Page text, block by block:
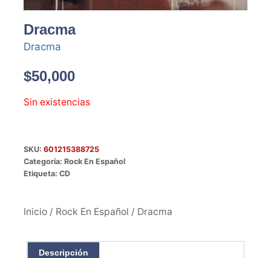
Dracma
Dracma
$50,000
Sin existencias
SKU: 601215388725
Categoría: Rock En Español
Etiqueta: CD
Inicio / Rock En Español / Dracma
Descripción